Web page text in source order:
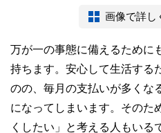
画像で詳し
万が一の事態に備えるために
持ちます。安心して生活する
のの、毎月の支払いが多くな
になってしまいます。そのた
くしたい」と考える人もいる